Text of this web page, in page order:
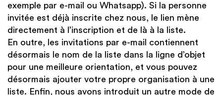
exemple par e-mail ou Whatsapp). Si la personne
invitée est déjà inscrite chez nous, le lien mène
directement à l’inscription et de là à la liste.
En outre, les invitations par e-mail contiennent
désormais le nom de la liste dans la ligne d’objet
pour une meilleure orientation, et vous pouvez
désormais ajouter votre propre organisation à une
liste. Enfin, nous avons introduit un autre mode de